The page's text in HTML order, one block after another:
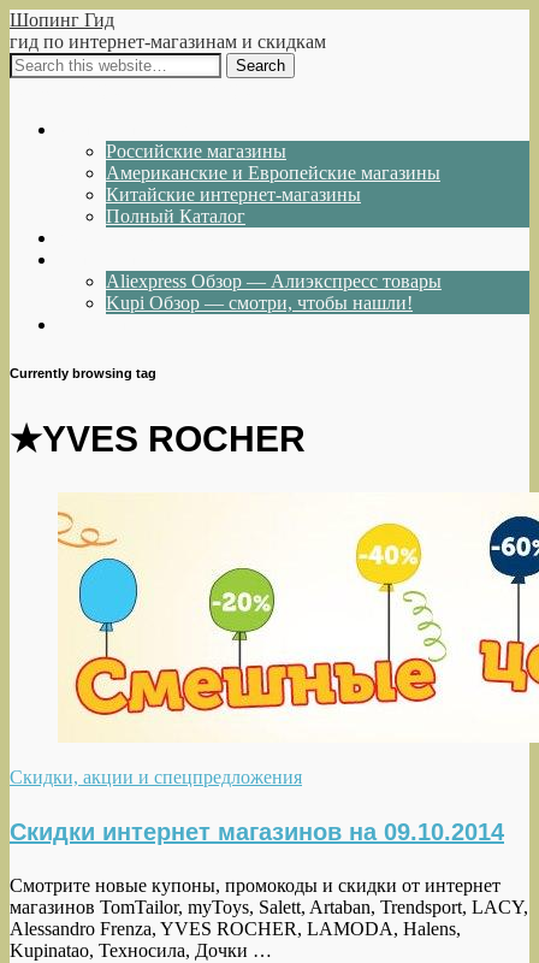
Шопинг Гид
гид по интернет-магазинам и скидкам
Российские магазины
Американские и Европейские магазины
Китайские интернет-магазины
Полный Каталог
Aliexpress Обзор — Алиэкспресс товары
Kupi Обзор — смотри, чтобы нашли!
Currently browsing tag
★YVES ROCHER
Скидки, акции и спецпредложения
Скидки интернет магазинов на 09.10.2014
Смотрите новые купоны, промокоды и скидки от интернет
магазинов TomTailor, myToys, Salett, Artaban, Trendsport, LACY,
Alessandro Frenza, YVES ROCHER, LAMODA, Halens,
Kupinatao, Техносила, Дочки …